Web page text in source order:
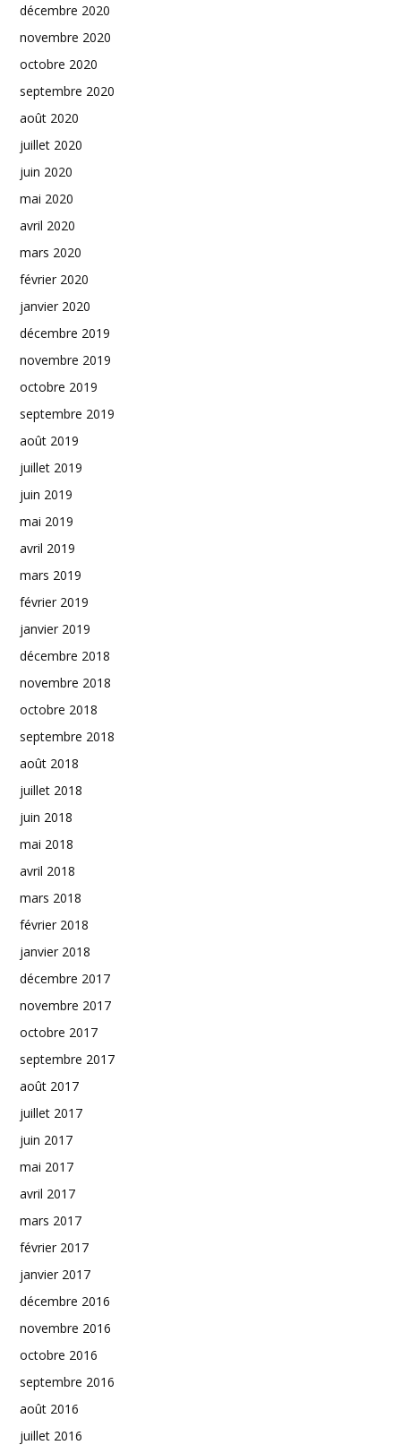
décembre 2020
novembre 2020
octobre 2020
septembre 2020
août 2020
juillet 2020
juin 2020
mai 2020
avril 2020
mars 2020
février 2020
janvier 2020
décembre 2019
novembre 2019
octobre 2019
septembre 2019
août 2019
juillet 2019
juin 2019
mai 2019
avril 2019
mars 2019
février 2019
janvier 2019
décembre 2018
novembre 2018
octobre 2018
septembre 2018
août 2018
juillet 2018
juin 2018
mai 2018
avril 2018
mars 2018
février 2018
janvier 2018
décembre 2017
novembre 2017
octobre 2017
septembre 2017
août 2017
juillet 2017
juin 2017
mai 2017
avril 2017
mars 2017
février 2017
janvier 2017
décembre 2016
novembre 2016
octobre 2016
septembre 2016
août 2016
juillet 2016